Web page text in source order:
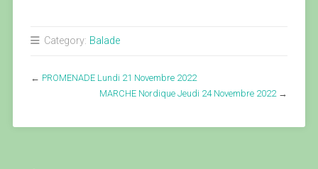
Category: Balade
← PROMENADE Lundi 21 Novembre 2022
MARCHE Nordique Jeudi 24 Novembre 2022→